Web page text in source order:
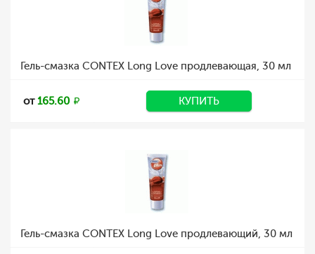
Гель-смазка CONTEX Long Love продлевающая, 30 мл
от165.60 КУПИТЬ
Гель-смазка CONTEX Long Love продлевающий, 30 мл